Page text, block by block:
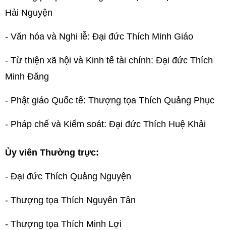
Hải Nguyện
- Văn hóa và Nghi lễ: Đại đức Thích Minh Giáo
- Từ thiện xã hội và Kinh tế tài chính: Đại đức Thích
Minh Đăng
- Phật giáo Quốc tế: Thượng tọa Thích Quảng Phục
- Pháp chế và Kiểm soát: Đại đức Thích Huệ Khải
Ủy viên Thường trực:
- Đại đức Thích Quảng Nguyện
- Thượng tọa Thích Nguyên Tân
- Thượng tọa Thích Minh Lợi